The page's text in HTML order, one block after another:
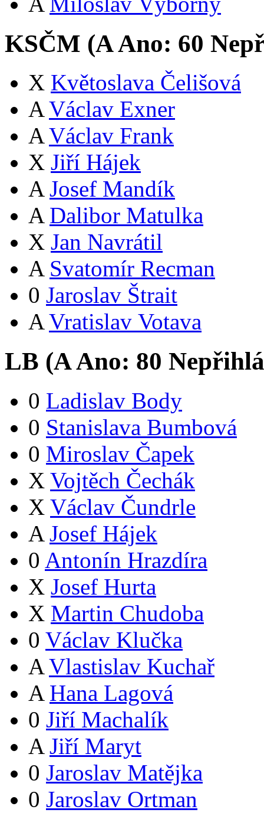
KSČM (AAno: 60
X Květoslava Čelišová
A Václav Exner
A Václav Frank
X Jiří Hájek
A Josef Mandík
A Dalibor Matulka
X Jan Navrátil
A Svatomír Recman
0 Jaroslav Štrait
A Vratislav Votava
LB (AAno: 80
0 Ladislav Body
0 Stanislava Bumbová
0 Miroslav Čapek
X Vojtěch Čechák
X Václav Čundrle
A Josef Hájek
0 Antonín Hrazdíra
X Josef Hurta
X Martin Chudoba
0 Václav Klučka
A Vlastislav Kuchař
A Hana Lagová
0 Jiří Machalík
A Jiří Maryt
0 Jaroslav Matějka
0 Jaroslav Ortman